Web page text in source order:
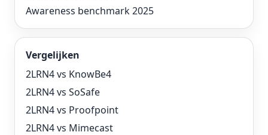
Awareness benchmark 2025
Vergelijken
2LRN4 vs KnowBe4
2LRN4 vs SoSafe
2LRN4 vs Proofpoint
2LRN4 vs Mimecast